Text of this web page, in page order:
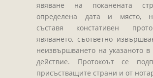
БЛАНКИ
ТАКСИ
КОНТАКТИ
явяване на поканената
определена дата и място,
съставя констативен
явяването, съответно
неизвършването на указаното в
действие. Протокоът се
присъстващите страни и от